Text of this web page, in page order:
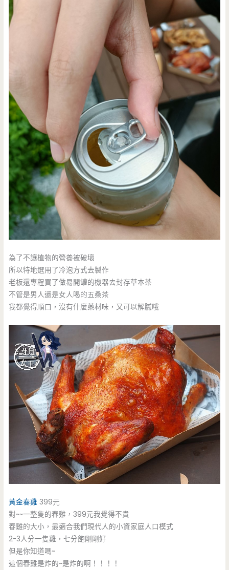
為了不讓植物的營養被破壞
所以特地選用了冷泡方式去製作
老板還專程買了做易開罐的機器去封存草本茶
不管是男人還是女人喝的五桑茶
我都覺得順口，沒有什麼藥材味，又可以解膩哦
黃金春雞 399元
對~~一整隻的春雞，399元我覺得不貴
春雞的大小，最適合我們現代人的小資家庭人口模式
2-3人分一隻雞，七分飽剛剛好
但是你知道嗎~
這個春雞是炸的~是炸的啊！！！！